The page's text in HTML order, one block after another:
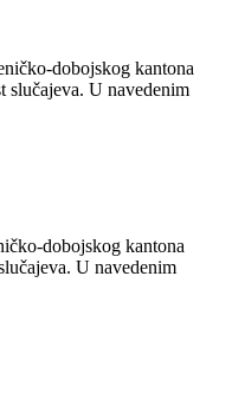
dobojskog kantona
slučajeva. U navedenim
dobojskog kantona
U navedenim